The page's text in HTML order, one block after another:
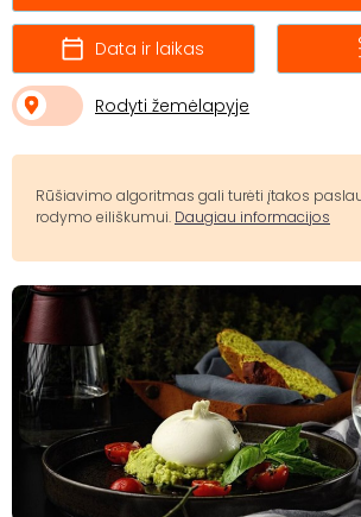
Data ir laikas
Rodyti žemėlapyje
Rūšiavimo algoritmas gali turėti įtakos
rodymo eiliškumui. Daugiau informacijos